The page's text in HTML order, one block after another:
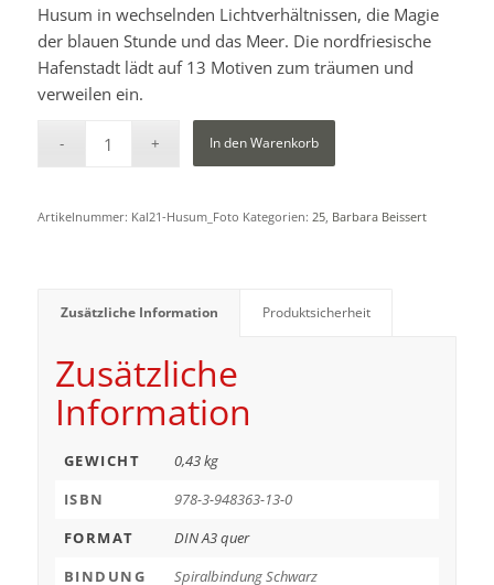
Husum in wechselnden Lichtverhältnissen, die Magie
der blauen Stunde und das Meer. Die nordfriesische
Hafenstadt lädt auf 13 Motiven zum träumen und
verweilen ein.
In den Warenkorb
Artikelnummer: Kal21-Husum_Foto Kategorien: 25, Barbara Beissert
Zusätzliche Information Produktsicherheit
Zusätzliche
Information
GEWICHT
0,43 kg
ISBN
978-3-948363-13-0
FORMAT
DIN A3 quer
BINDUNG
Spiralbindung Schwarz